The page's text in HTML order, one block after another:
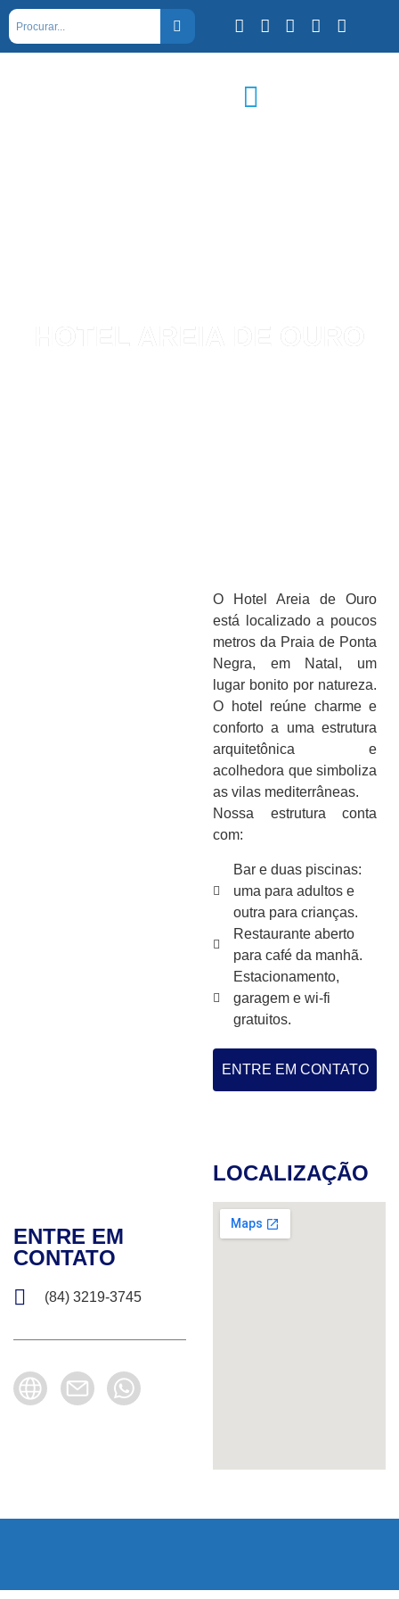
O Hotel Areia de Ouro
está localizado a poucos
metros da Praia de Ponta
Negra, em Natal, um
lugar bonito por natureza.
O hotel reúne charme e
conforto a uma estrutura
arquitetônica e
acolhedora que simboliza
as vilas mediterrâneas.
Nossa estrutura conta
com:
Bar e duas piscinas:
uma para adultos e
outra para crianças.
Restaurante aberto
para café da manhã.
Estacionamento,
garagem e wi-fi
gratuitos.
ENTRE EM CONTATO
ENTRE EM
CONTATO
(84) 3219-3745
LOCALIZAÇÃO